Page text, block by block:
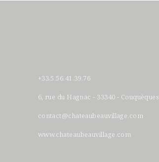
+33.5.56.41.39.76
6, rue du Hagnac - 33340 - Couquèques
contact@chateaubeauvillage.com
www.chateaubeauvillage.com